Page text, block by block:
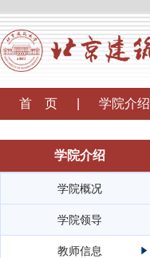
首 页 学院介绍
学院介绍
学院概况
学院领导
教师信息